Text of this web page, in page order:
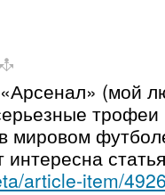
(мой
трофеи
мировом
article-item/